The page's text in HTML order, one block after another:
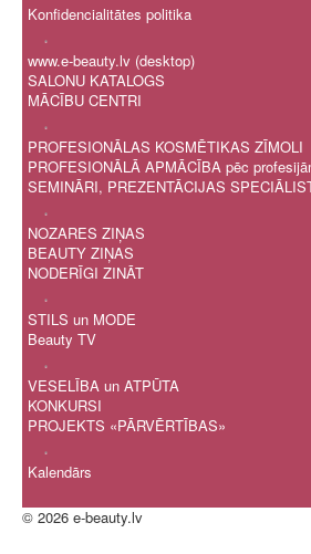
Konfidencialitātes politika
.
www.e-beauty.lv (desktop)
SALONU KATALOGS
MĀCĪBU CENTRI
.
PROFESIONĀLAS KOSMĒTIKAS ZĪMOLI
PROFESIONĀLĀ APMĀCĪBA pēc
SEMINĀRI, PREZENTĀCIJAS
.
NOZARES ZIŅAS
BEAUTY ZIŅAS
NODERĪGI ZINĀT
.
STILS un MODE
Beauty TV
.
VESELĪBA un ATPŪTA
KONKURSI
PROJEKTS «PĀRVĒRTĪBAS»
.
Kalendārs
© 2026 e-beauty.lv